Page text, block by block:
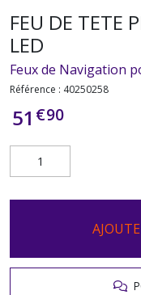
FEU DE TETE
LED
Feux de Navigation
Référence : 40250258
51 €90